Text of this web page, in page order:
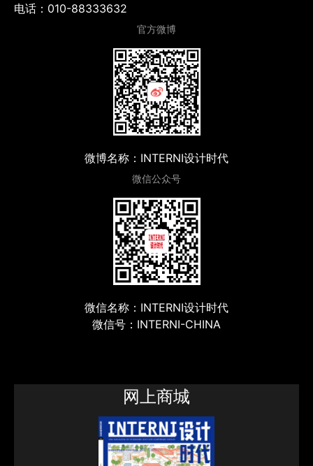
电话：010-88333632
官方微博
微博名称：INTERNI设计时代
微信公众号
微信名称：INTERNI设计时代
微信号：INTERNI-CHINA
网上商城